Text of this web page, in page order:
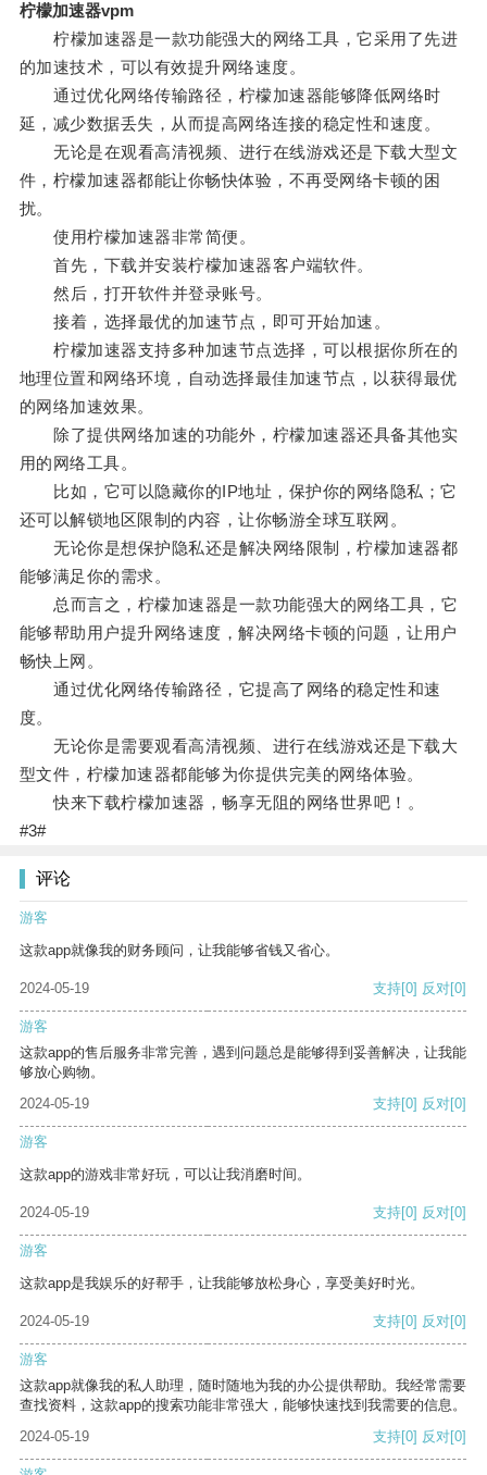
柠檬加速器vpm
柠檬加速器是一款功能强大的网络工具，它采用了先进
的加速技术，可以有效提升网络速度。
通过优化网络传输路径，柠檬加速器能够降低网络时
延，减少数据丢失，从而提高网络连接的稳定性和速度。
无论是在观看高清视频、进行在线游戏还是下载大型文
件，柠檬加速器都能让你畅快体验，不再受网络卡顿的困
扰。
使用柠檬加速器非常简便。
首先，下载并安装柠檬加速器客户端软件。
然后，打开软件并登录账号。
接着，选择最优的加速节点，即可开始加速。
柠檬加速器支持多种加速节点选择，可以根据你所在的
地理位置和网络环境，自动选择最佳加速节点，以获得最优
的网络加速效果。
除了提供网络加速的功能外，柠檬加速器还具备其他实
用的网络工具。
比如，它可以隐藏你的IP地址，保护你的网络隐私；它
还可以解锁地区限制的内容，让你畅游全球互联网。
无论你是想保护隐私还是解决网络限制，柠檬加速器都
能够满足你的需求。
总而言之，柠檬加速器是一款功能强大的网络工具，它
能够帮助用户提升网络速度，解决网络卡顿的问题，让用户
畅快上网。
通过优化网络传输路径，它提高了网络的稳定性和速
度。
无论你是需要观看高清视频、进行在线游戏还是下载大
型文件，柠檬加速器都能够为你提供完美的网络体验。
快来下载柠檬加速器，畅享无阻的网络世界吧！。
#3#
评论
游客
这款app就像我的财务顾问，让我能够省钱又省心。
2024-05-19 支持[0] 反对[0]
游客
这款app的售后服务非常完善，遇到问题总是能够得到妥善解决，让我能
够放心购物。
2024-05-19
支持[0] 反对[0]
游客
这款app的游戏非常好玩，可以让我消磨时间。
2024-05-19 支持[0] 反对[0]
游客
这款app是我娱乐的好帮手，让我能够放松身心，享受美好时光。
2024-05-19 支持[0] 反对[0]
游客
这款app就像我的私人助理，随时随地为我的办公提供帮助。我经常需要
查找资料，这款app的搜索功能非常强大，能够快速找到我需要的信息。
2024-05-19
支持[0] 反对[0]